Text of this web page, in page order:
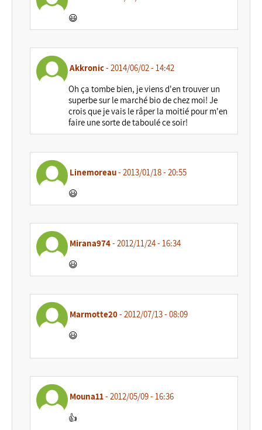
😃
Akkronic- 2014/06/02 - 14:42
Oh ça tombe bien, je viens d'en trouver un
superbe sur le marché bio de chez moi! Je
crois que je vais le râper la moitié pour m'en
faire une sorte de taboulé ce soir!
Linemoreau- 2013/01/18 - 20:55
😃
Mirana974- 2012/11/24 - 16:34
😃
Marmotte20- 2012/07/13 - 08:09
😃
Mouna11- 2012/05/09 - 16:36
👍